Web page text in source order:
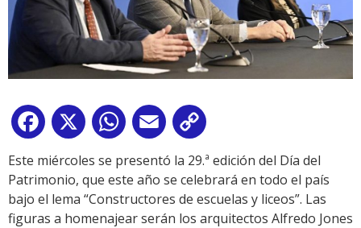
Facebook
X WhatsApp
Email
Link
Este miércoles se presentó la 29.ª edición del Día del
Patrimonio, que este año se celebrará en todo el país
bajo el lema “Constructores de escuelas y liceos”. Las
figuras a homenajear serán los arquitectos Alfredo Jones